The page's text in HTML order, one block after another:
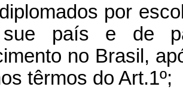
por
país e de
no Brasil,
têrmos do Art.1º;